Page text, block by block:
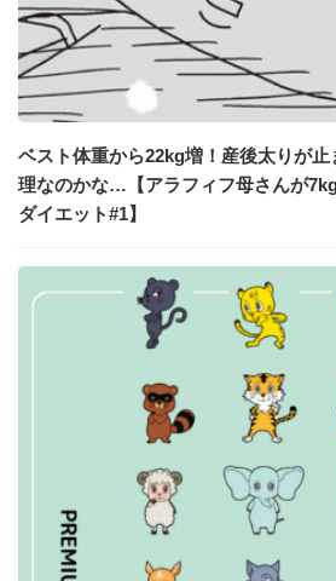
ベスト体重から22kg増！産後太りが
理なのかな…【アラフィフ母さんが
ダイエット#1】